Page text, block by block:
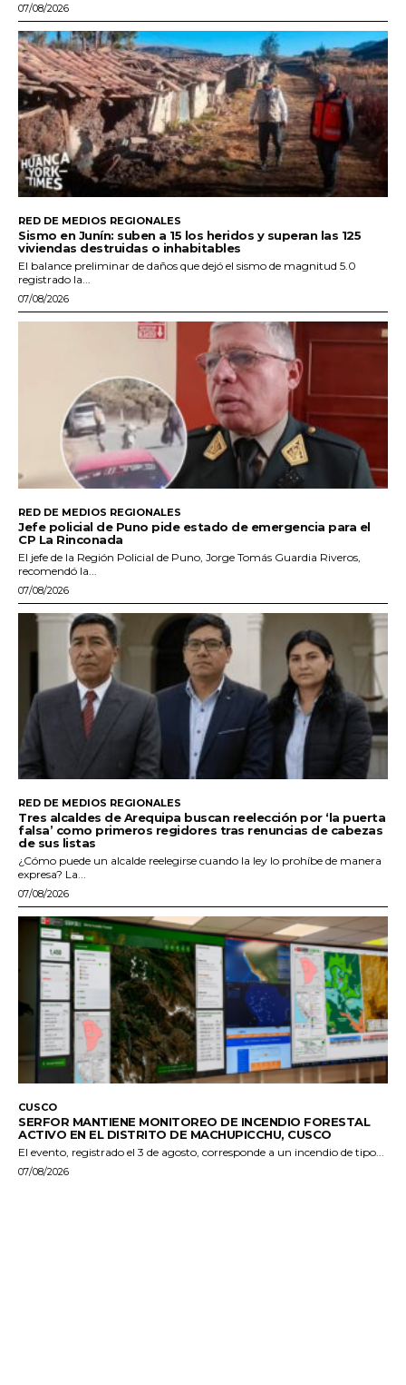
07/08/2026
RED DE MEDIOS REGIONALES
Sismo en Junín: suben a 15 los heridos y superan las 125
viviendas destruidas o inhabitables
El balance preliminar de daños que dejó el sismo de magnitud 5.0
registrado la...
07/08/2026
RED DE MEDIOS REGIONALES
Jefe policial de Puno pide estado de emergencia para el
CP La Rinconada
El jefe de la Región Policial de Puno, Jorge Tomás Guardia Riveros,
recomendó la...
07/08/2026
RED DE MEDIOS REGIONALES
Tres alcaldes de Arequipa buscan reelección por ‘la puerta
falsa’ como primeros regidores tras renuncias de cabezas
de sus listas
¿Cómo puede un alcalde reelegirse cuando la ley lo prohíbe de manera
expresa? La...
07/08/2026
CUSCO
SERFOR MANTIENE MONITOREO DE INCENDIO FORESTAL
ACTIVO EN EL DISTRITO DE MACHUPICCHU, CUSCO
El evento, registrado el 3 de agosto, corresponde a un incendio de tipo...
07/08/2026